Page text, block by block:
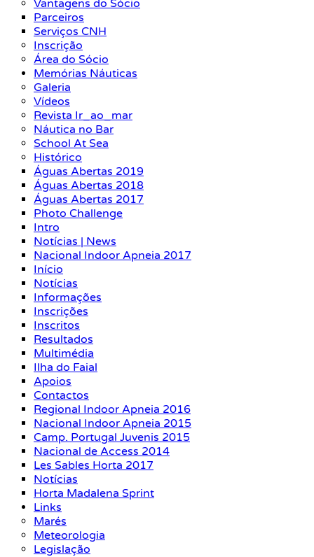
Vantagens do Sócio
Parceiros
Serviços CNH
Inscrição
Área do Sócio
Memórias Náuticas
Galeria
Vídeos
Revista Ir_ao_mar
Náutica no Bar
School At Sea
Histórico
Águas Abertas 2019
Águas Abertas 2018
Águas Abertas 2017
Photo Challenge
Intro
Notícias | News
Nacional Indoor Apneia 2017
Início
Notícias
Informações
Inscrições
Inscritos
Resultados
Multimédia
Ilha do Faial
Apoios
Contactos
Regional Indoor Apneia 2016
Nacional Indoor Apneia 2015
Camp. Portugal Juvenis 2015
Nacional de Access 2014
Les Sables Horta 2017
Notícias
Horta Madalena Sprint
Links
Marés
Meteorologia
Legislação